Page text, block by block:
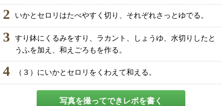
2 いかとセロリはたべやすく切り、それぞれさっとゆでる。
3
すり鉢にくるみをすり、ラカント、しょうゆ、水切りしたと
うふを加え、和えごろもを作る。
4 （３）にいかとセロリをくわえて和える。
写真を撮ってできレポを書く